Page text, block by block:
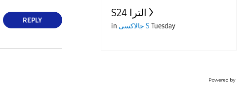
REPLY
S24 الترا
in جالاكسى S Tuesday